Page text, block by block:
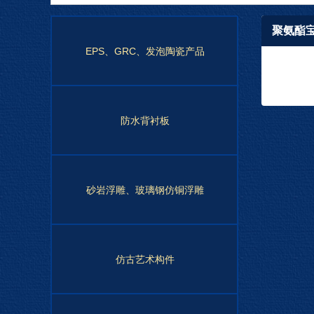
EPS、GRC、发泡陶瓷产品
防水背衬板
砂岩浮雕、玻璃钢仿铜浮雕
仿古艺术构件
聚氨酯